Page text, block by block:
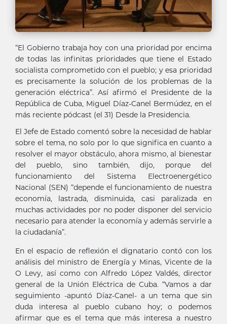
“El Gobierno trabaja hoy con una prioridad por encima
de todas las infinitas prioridades que tiene el Estado
socialista comprometido con el pueblo; y esa prioridad
es precisamente la solución de los problemas de la
generación eléctrica”. Así afirmó el Presidente de la
República de Cuba, Miguel Díaz-Canel Bermúdez, en el
más reciente pódcast (el 31) Desde la Presidencia.
El Jefe de Estado comentó sobre la necesidad de hablar
sobre el tema, no solo por lo que significa en cuanto a
resolver el mayor obstáculo, ahora mismo, al bienestar
del pueblo, sino también, dijo, porque del
funcionamiento del Sistema Electroenergético
Nacional (SEN) “depende el funcionamiento de nuestra
economía, lastrada, disminuida, casi paralizada en
muchas actividades por no poder disponer del servicio
necesario para atender la economía y además servirle a
la ciudadanía”.
En el espacio de reflexión el dignatario contó con los
análisis del ministro de Energía y Minas, Vicente de la
O Levy, así como con Alfredo López Valdés, director
general de la Unión Eléctrica de Cuba. “Vamos a dar
seguimiento -apuntó Díaz-Canel- a un tema que sin
duda interesa al pueblo cubano hoy; o podemos
afirmar que es el tema que más interesa a nuestro